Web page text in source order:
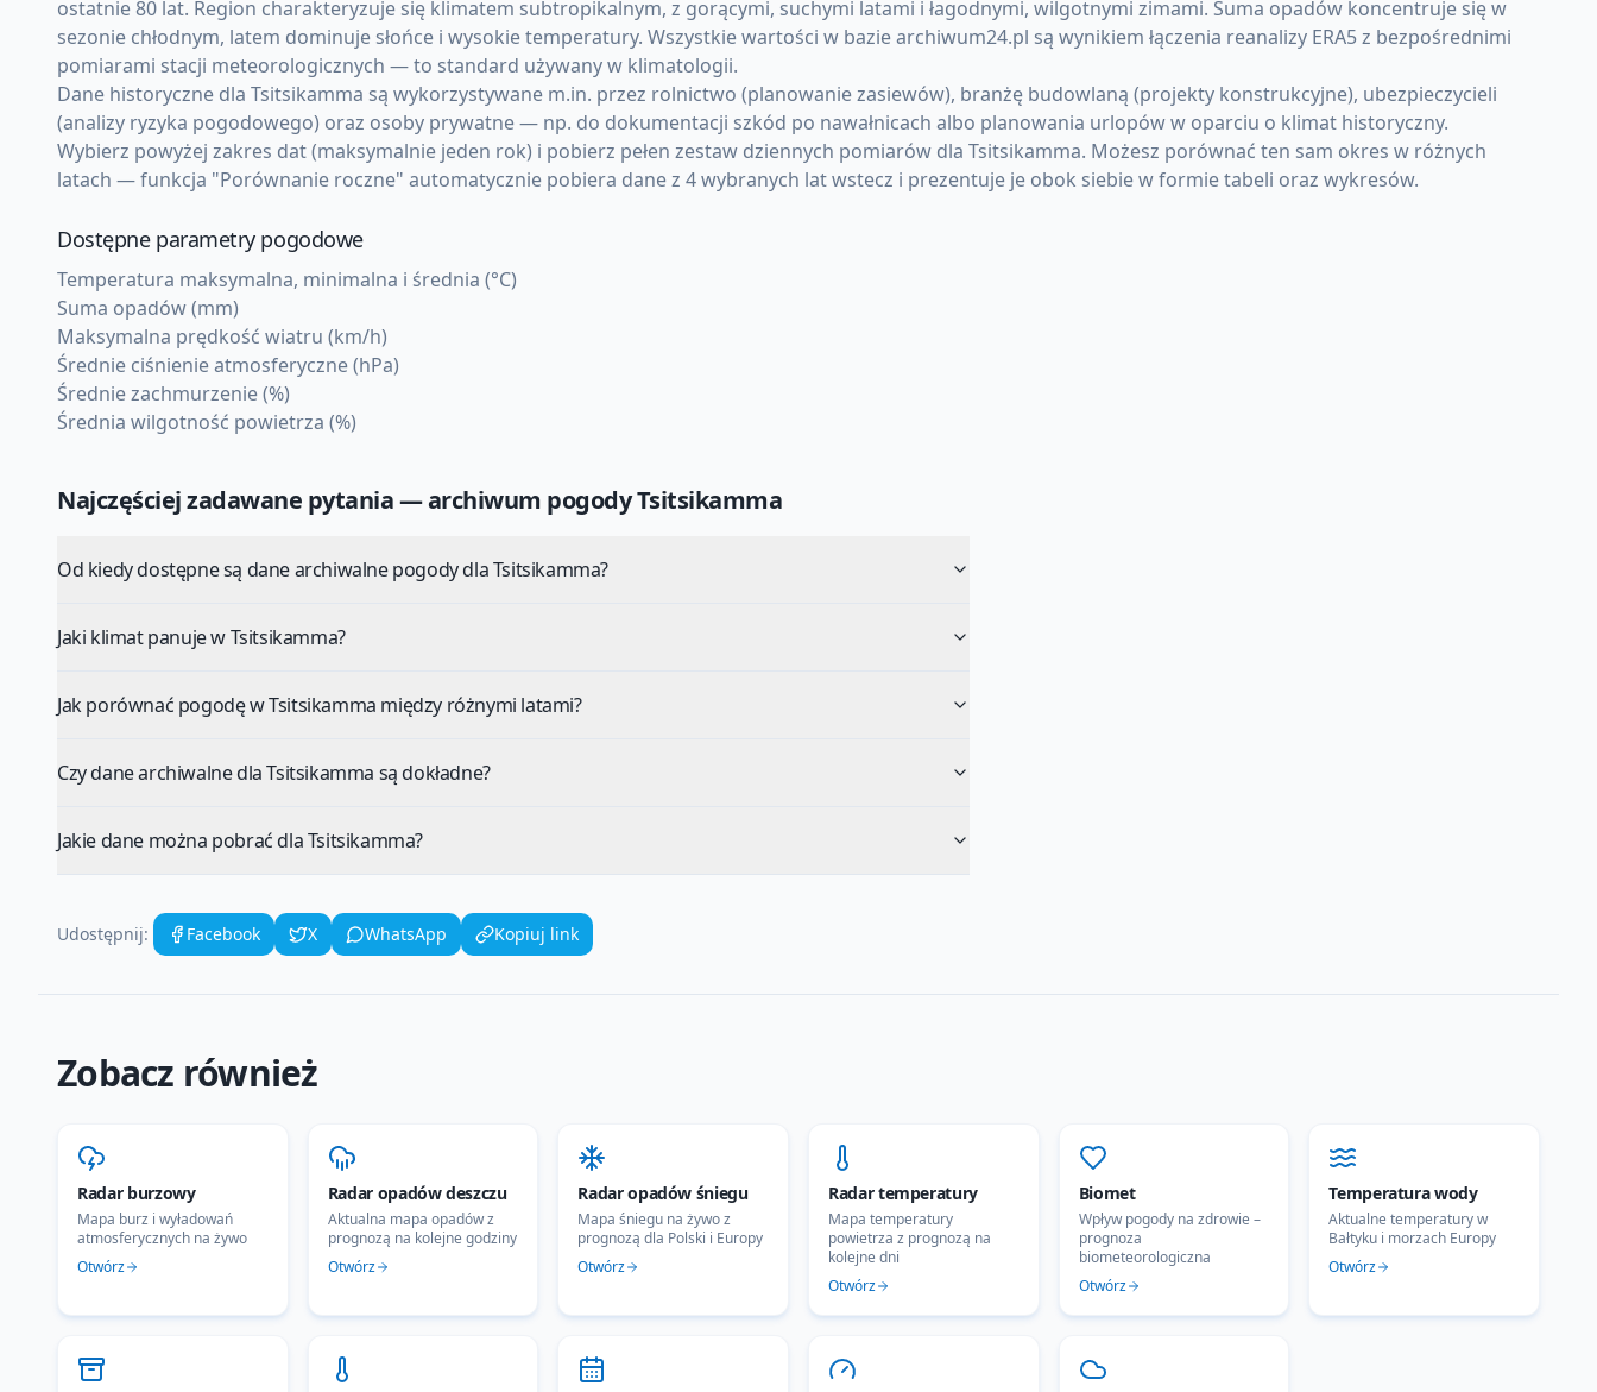
ostatnie 80 lat. Region charakteryzuje się klimatem subtropikalnym, z gorącymi, suchymi latami i łagodnymi, wilgotnymi zimami. Suma opadów koncentruje się w
sezonie chłodnym, latem dominuje słońce i wysokie temperatury. Wszystkie wartości w bazie archiwum24.pl są wynikiem łączenia reanalizy ERA5 z bezpośrednimi
pomiarami stacji meteorologicznych — to standard używany w klimatologii.
Dane historyczne dla Tsitsikamma są wykorzystywane m.in. przez rolnictwo (planowanie zasiewów), branżę budowlaną (projekty konstrukcyjne), ubezpieczycieli
(analizy ryzyka pogodowego) oraz osoby prywatne — np. do dokumentacji szkód po nawałnicach albo planowania urlopów w oparciu o klimat historyczny.
Wybierz powyżej zakres dat (maksymalnie jeden rok) i pobierz pełen zestaw dziennych pomiarów dla Tsitsikamma. Możesz porównać ten sam okres w różnych
latach — funkcja "Porównanie roczne" automatycznie pobiera dane z 4 wybranych lat wstecz i prezentuje je obok siebie w formie tabeli oraz wykresów.
Dostępne parametry pogodowe
Temperatura maksymalna, minimalna i średnia (°C)
Suma opadów (mm)
Maksymalna prędkość wiatru (km/h)
Średnie ciśnienie atmosferyczne (hPa)
Średnie zachmurzenie (%)
Średnia wilgotność powietrza (%)
Najczęściej zadawane pytania — archiwum pogodyTsitsikamma
Od kiedy dostępne są dane archiwalne pogody dla Tsitsikamma?
Jaki klimat panuje w Tsitsikamma?
Jak porównać pogodę w Tsitsikamma między różnymi latami?
Czy dane archiwalne dla Tsitsikamma są dokładne?
Jakie dane można pobrać dla Tsitsikamma?
Udostępnij: Facebook X WhatsApp Kopiuj link
Zobacz również
Radar burzowy
Mapa burz i wyładowań
atmosferycznych na żywo
Otwórz
Radar opadów deszczu
Aktualna mapa opadów z
prognozą na kolejne godziny
Otwórz
Radar opadów śniegu
Mapa śniegu na żywo z
prognozą dla Polski i Europy
Otwórz
Radar temperatury
Mapa temperatury
powietrza z prognozą na
kolejne dni
Otwórz
Biomet
Wpływ pogody na zdrowie –
prognoza
biometeorologiczna
Otwórz
Temperatura wody
Aktualne temperatury w
Bałtyku i morzach Europy
Otwórz